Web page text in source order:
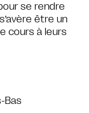
se rendre
être un
cours à leurs
Bas